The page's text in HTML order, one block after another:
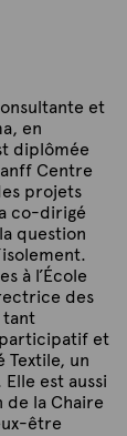
et
en
diplômée
Centre
projets
co-dirigé
question
à l’École
des
tant
participatif et
Textile, un
est aussi
de la Chaire
être